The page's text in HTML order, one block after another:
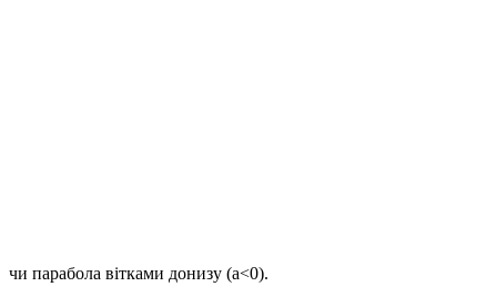
чи парабола вітками донизу (a<0).